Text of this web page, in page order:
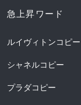
急上昇ワード
ルイヴィトンコピー
シャネルコピー
プラダコピー